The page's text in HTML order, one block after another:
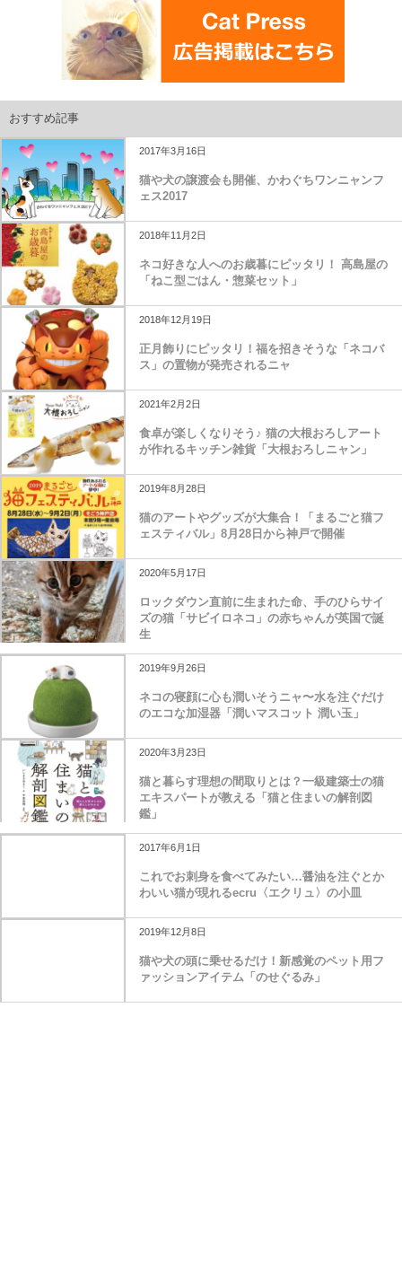
おすすめ記事
2017年3月16日
猫や犬の譲渡会も開催、かわぐちワンニャンフ
ェス2017
2018年11月2日
ネコ好きな人へのお歳暮にピッタリ！ 高島屋の
「ねこ型ごはん・惣菜セット」
2018年12月19日
正月飾りにピッタリ！福を招きそうな「ネコバ
ス」の置物が発売されるニャ
2021年2月2日
食卓が楽しくなりそう♪ 猫の大根おろしアート
が作れるキッチン雑貨「大根おろしニャン」
2019年8月28日
猫のアートやグッズが大集合！「まるごと猫フ
ェスティバル」8月28日から神戸で開催
2020年5月17日
ロックダウン直前に生まれた命、手のひらサイ
ズの猫「サビイロネコ」の赤ちゃんが英国で誕
生
2019年9月26日
ネコの寝顔に心も潤いそうニャ〜水を注ぐだけ
のエコな加湿器「潤いマスコット 潤い玉」
2020年3月23日
猫と暮らす理想の間取りとは？一級建築士の猫
エキスパートが教える「猫と住まいの解剖図
鑑」
2017年6月1日
これでお刺身を食べてみたい…醤油を注ぐとか
わいい猫が現れるecru〈エクリュ〉の小皿
2019年12月8日
猫や犬の頭に乗せるだけ！新感覚のペット用フ
ァッションアイテム「のせぐるみ」